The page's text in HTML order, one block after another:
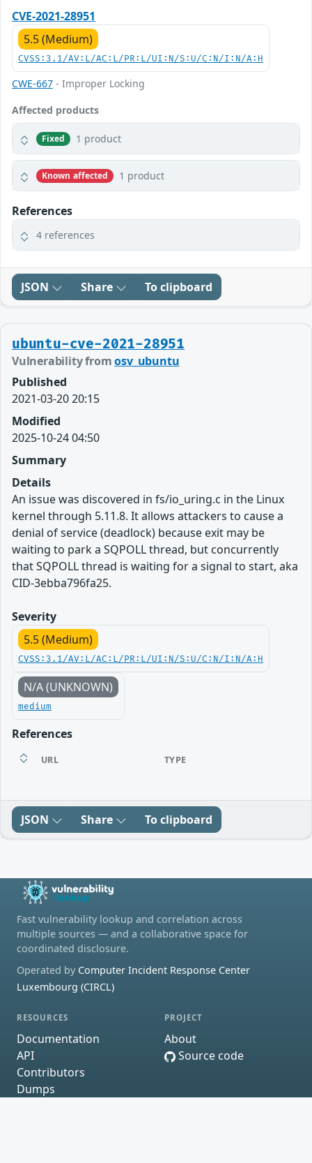
CVE-2021-28951
5.5 (Medium)
CVSS:3.1/AV:L/AC:L/PR:L/UI:N/S:U/C:N/I:N/A:H
CWE-667 - Improper Locking
Affected products
Fixed 1 product
Known affected 1 product
References
4 references
JSON Share To clipboard
ubuntu-cve-2021-28951
Vulnerability fromosv_ubuntu
Published
2021-03-20 20:15
Modified
2025-10-24 04:50
Summary
Details
An issue was discovered in fs/io_uring.c in the Linux
kernel through 5.11.8. It allows attackers to cause a
denial of service (deadlock) because exit may be
waiting to park a SQPOLL thread, but concurrently
that SQPOLL thread is waiting for a signal to start, aka
CID-3ebba796fa25.
Severity
5.5 (Medium)
CVSS:3.1/AV:L/AC:L/PR:L/UI:N/S:U/C:N/I:N/A:H
N/A (UNKNOWN)
medium
References
URL TYPE
JSON Share To clipboard
Fast vulnerability lookup and correlation across
multiple sources — and a collaborative space for
coordinated disclosure.
Operated by Computer Incident Response Center
Luxembourg (CIRCL)
RESOURCES
Documentation
API
Contributors
Dumps
PROJECT
About
Source code